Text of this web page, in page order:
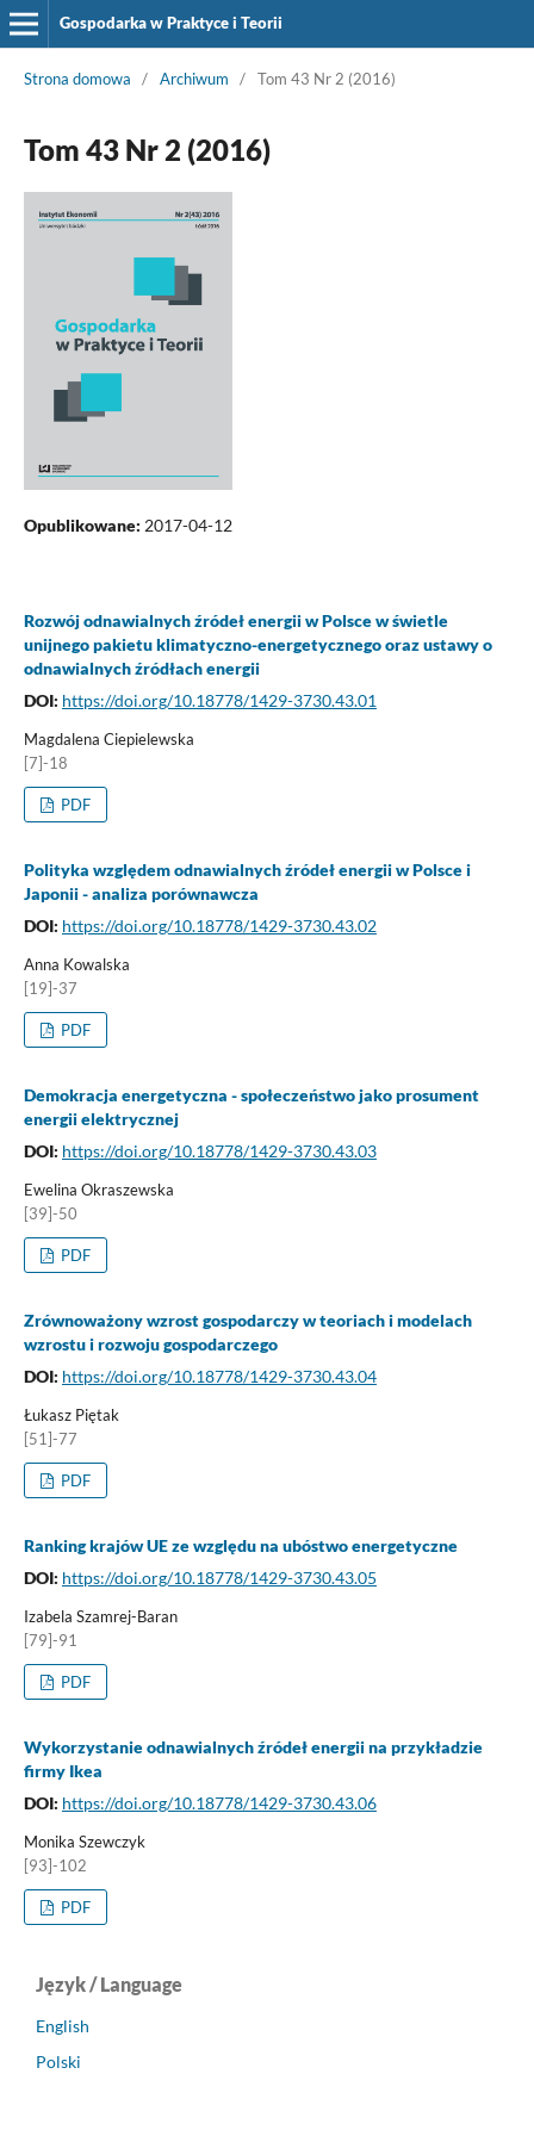
Gospodarka w Praktyce i Teorii
Strona domowa / Archiwum / Tom 43 Nr 2 (2016)
Tom 43 Nr 2 (2016)
Opublikowane: 2017-04-12
Rozwój odnawialnych źródeł energii w Polsce w świetle
unijnego pakietu klimatyczno-energetycznego oraz ustawy o
odnawialnych źródłach energii
DOI: https://doi.org/10.18778/1429-3730.43.01
Magdalena Ciepielewska
[7]-18
PDF
Polityka względem odnawialnych źródeł energii w Polsce i
Japonii - analiza porównawcza
DOI: https://doi.org/10.18778/1429-3730.43.02
Anna Kowalska
[19]-37
PDF
Demokracja energetyczna - społeczeństwo jako prosument
energii elektrycznej
DOI: https://doi.org/10.18778/1429-3730.43.03
Ewelina Okraszewska
[39]-50
PDF
Zrównoważony wzrost gospodarczy w teoriach i modelach
wzrostu i rozwoju gospodarczego
DOI: https://doi.org/10.18778/1429-3730.43.04
Łukasz Piętak
[51]-77
PDF
Ranking krajów UE ze względu na ubóstwo energetyczne
DOI: https://doi.org/10.18778/1429-3730.43.05
Izabela Szamrej-Baran
[79]-91
PDF
Wykorzystanie odnawialnych źródeł energii na przykładzie
firmy Ikea
DOI: https://doi.org/10.18778/1429-3730.43.06
Monika Szewczyk
[93]-102
PDF
Język / Language
English
Polski